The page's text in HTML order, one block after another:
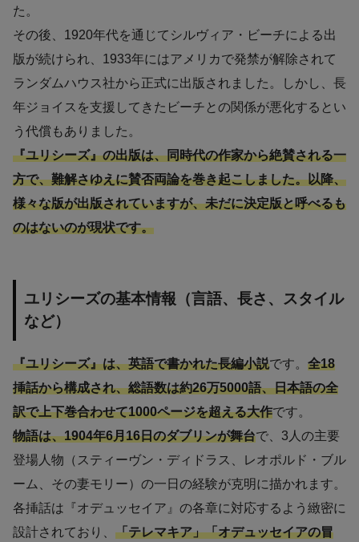
た。
その後、1920年代を通じてシルヴィア・ビーチによる出
版が続けられ、1933年にはアメリカで発禁が解除されて
ランダムハウス社から正式に出版されました。しかし、長
年ジョイスを支援してきたビーチとの関係が悪化するとい
う代償もありました。
『ユリシーズ』の出版は、同時代の作家から絶賛される一
方で、難解さゆえに賛否両論を巻き起こしました。以降、
様々な版が出版されていますが、未だに決定版と呼べるも
のはないのが現状です。
ユリシーズの基本情報（言語、長さ、スタイル
など）
『ユリシーズ』は、英語で書かれた長編小説です。 全18
挿話から構成され、総語数は約26万5000語、日本語の全
訳で上下巻合わせて1000ページを超える大作です。
物語は、1904年6月16日のダブリンが舞台で、3人の主要
登場人物（スティーヴン・ディドラス、レオポルド・ブル
ーム、その妻モリー）の一日の経験が克明に描かれます。
各挿話は『オデュッセイア』の各章に対応するよう緻密に
設計されており、 「テレマキア」「オデュッセイアの冒